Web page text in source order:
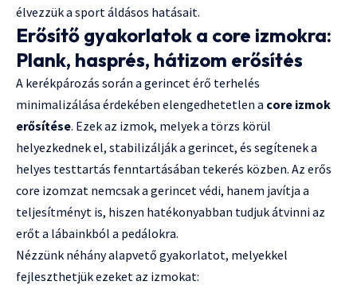
élvezzük a sport áldásos hatásait.
Erősítő gyakorlatok a core izmokra:
Plank, hasprés, hátizom erősítés
A kerékpározás során a gerincet érő terhelés
minimalizálása érdekében elengedhetetlen a core izmok
erősítése. Ezek az izmok, melyek a törzs körül
helyezkednek el, stabilizálják a gerincet, és segítenek a
helyes testtartás fenntartásában tekerés közben. Az erős
core izomzat nemcsak a gerincet védi, hanem javítja a
teljesítményt is, hiszen hatékonyabban tudjuk átvinni az
erőt a lábainkból a pedálokra.
Nézzünk néhány alapvető gyakorlatot, melyekkel
fejleszthetjük ezeket az izmokat: